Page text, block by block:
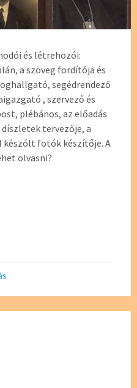
és létrehozói:
a szöveg fordítója és
segédrendező
, szervező és
plébános, az előadás
tervezője, a
készólt fotók készítője. A
olvasni?